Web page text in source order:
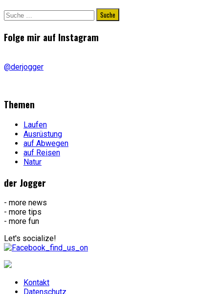
Suche
nach:
Folge mir auf Instagram
@derjogger
Themen
Laufen
Ausrüstung
auf Abwegen
auf Reisen
Natur
der Jogger
- more news
- more tips
- more fun
Let's socialize!
Kontakt
Datenschutz